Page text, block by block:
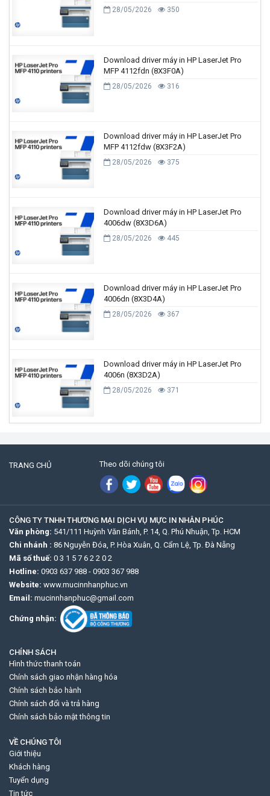
28/05/2026 350
Download driver máy in HP LaserJet Pro
MFP 4112fdn (8X3F0A)
28/05/2026 316
Download driver máy in HP LaserJet Pro
MFP 4112fdw (8X3F2A)
28/05/2026 375
Download driver máy in HP LaserJet Pro
4006dw (8X3D6A)
28/05/2026 445
Download driver máy in HP LaserJet Pro
4006dn (8X3D4A)
28/05/2026 367
Download driver máy in HP LaserJet Pro
4006n (8X3D2A)
28/05/2026 371
TRANG CHỦ Theo dõi chúng tôi
CÔNG TY TNHH THƯƠNG MẠI DỊCH VỤ MỰC IN NHÂN PHÚC
Văn phòng: 541/111 Huỳnh Văn Bánh, P. 14, Q. Phú Nhuận, Tp. HCM
Chi nhánh : 86 Nguyễn Đóa, P. Hòa Xuân, Q. Cẩm Lệ, Tp. Đà Nẵng
Mã số thuế: 0 3 1 5 7 6 2 2 0 2
Hotline: 0903 637 988 - 0903 367 988
Website: www.mucinnhanphuc.vn
Email: mucinnhanphuc@gmail.com
Chứng nhận:
CHÍNH SÁCH
Hình thức thanh toán
Chính sách giao nhận hàng hóa
Chính sách bảo hành
Chính sách đổi và trả hàng
Chính sách bảo mật thông tin
VỀ CHÚNG TÔI
Giới thiệu
Khách hàng
Tuyển dụng
Tin tức